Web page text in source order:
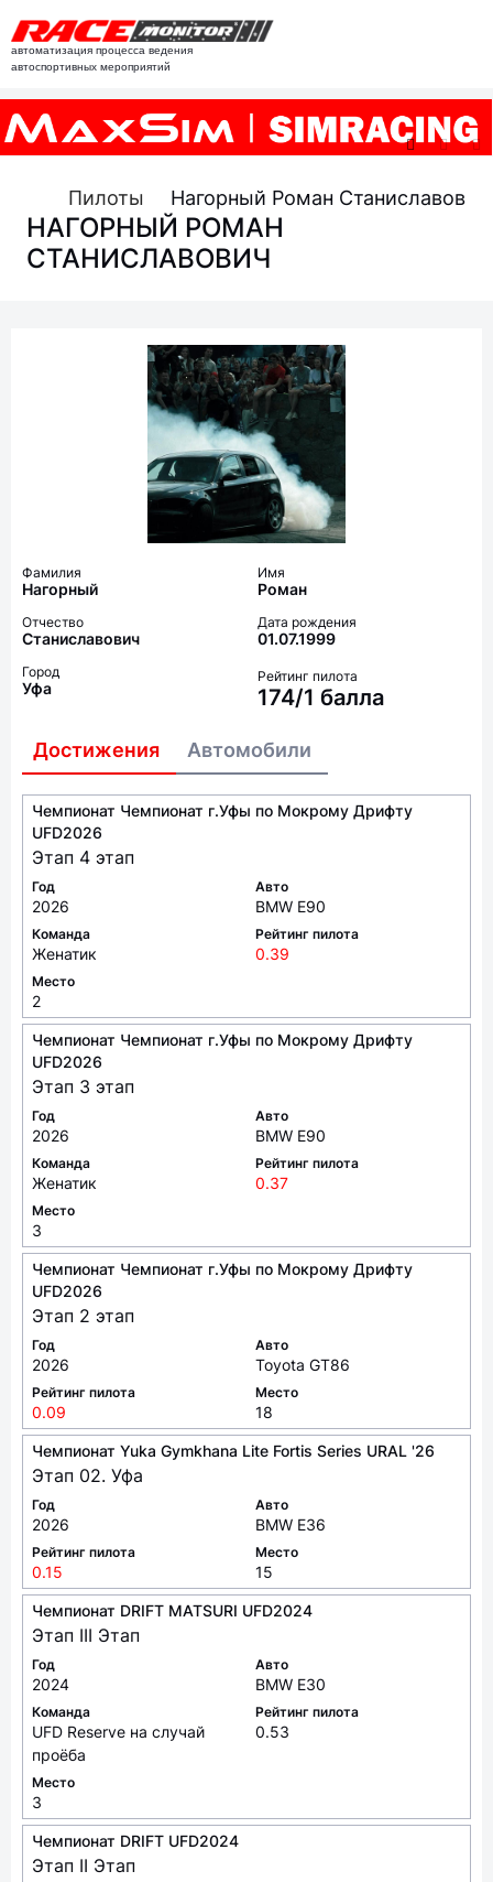
автоматизация процесса ведения
автоспортивных мероприятий
Пилоты Нагорный Роман Станиславович
НАГОРНЫЙ РОМАН
СТАНИСЛАВОВИЧ
Фамилия
Нагорный
Имя
Роман
Отчество
Станиславович
Дата рождения
01.07.1999
Город
Уфа
Рейтинг пилота
174/1 балла
Достижения Автомобили
Чемпионат Чемпионат г.Уфы по Мокрому Дрифту
UFD2026
Этап 4 этап
Год
2026
Авто
BMW E90
Команда
Женатик
Рейтинг пилота
0.39
Место
2
Чемпионат Чемпионат г.Уфы по Мокрому Дрифту
UFD2026
Этап 3 этап
Год
2026
Авто
BMW E90
Команда
Женатик
Рейтинг пилота
0.37
Место
3
Чемпионат Чемпионат г.Уфы по Мокрому Дрифту
UFD2026
Этап 2 этап
Год
2026
Авто
Toyota GT86
Рейтинг пилота
0.09
Место
18
Чемпионат Yuka Gymkhana Lite Fortis Series URAL '26
Этап 02. Уфа
Год
2026
Авто
BMW E36
Рейтинг пилота
0.15
Место
15
Чемпионат DRIFT MATSURI UFD2024
Этап III Этап
Год
2024
Авто
BMW E30
Команда
UFD Reserve на случай
проёба
Рейтинг пилота
0.53
Место
3
Чемпионат DRIFT UFD2024
Этап II Этап